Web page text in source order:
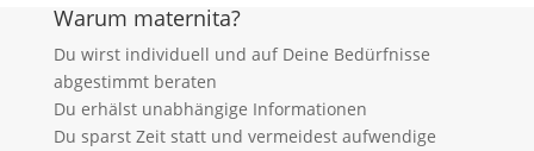
Warum maternita?
Du wirst individuell und auf Deine Bedürfnisse
abgestimmt beraten
Du erhälst unabhängige Informationen
Du sparst Zeit statt und vermeidest aufwendige